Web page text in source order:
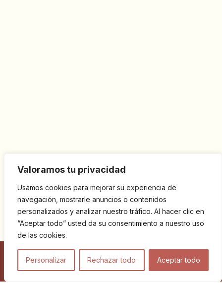
Valoramos tu privacidad
Usamos cookies para mejorar su experiencia de
navegación, mostrarle anuncios o contenidos
personalizados y analizar nuestro tráfico. Al hacer clic en
“Aceptar todo” usted da su consentimiento a nuestro uso
de las cookies.
Personalizar Rechazar todo Aceptar todo